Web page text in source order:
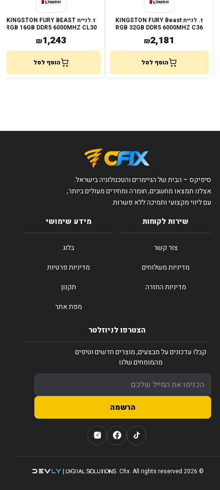
ז. לנייח KINGSTON FURY Beast
RGB 32GB DDR5 6000MHZ C36
EXPO/XMP
₪2,181
הוסף לסל
ז.לנייח KINGSTON FURY BEAST
RGB 16GB DDR5 6000MHZ CL30
EXPO XMP
₪1,243
הוסף לסל
סיפיקס – הבית של הגיימרים והטכנולוגיה בישראל.
אצלנו תמצאו מחשבים, חומרה ומחירים מעולים ביותר,
עם ליווי מקצועי ותמיכה ללא פשרות.
שירות לקוחות
צור קשר
מדיניות משלוחים
מדיניות החזרה
מידע שימושי
בלוג
מדיניות פרטיות
תקנון
מפת אתר
הצטרפו לניוזלטר
קבלו עדכונים על מבצעים, מוצרים חדשים וטיפים
מהמומחים שלנו
הרשמה
© 2026 Cfix. All rights reserved.